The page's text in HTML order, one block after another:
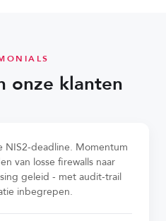
onze klanten
NIS2-deadline. Momentum
van losse firewalls naar
geleid - met audit-trail
inbegrepen.